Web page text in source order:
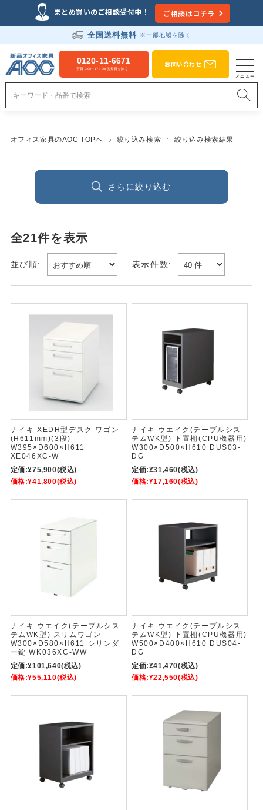
まとめ買いのご相談受付中！ ご相談はコチラ
全国送料無料 ※一部地域を除く
0120-11-6671
平日 9:00～17：00(祝祭日を除く）
お問い合わせ
オフィス家具のAOC TOPへ 絞り込み検索 絞り込み検索結果
さらに絞り込む
全21件を表示
並び順: 表示件数:
ナイキ XEDH型デスク ワゴン
(H611mm)(3段)
W395×D600×H611
XE046XC-W
定価:¥75,900(税込)
価格:¥41,800(税込)
ナイキ ウエイク(テーブルシス
テムWK型) 下置棚(CPU機器用)
W300×D500×H610 DUS03-
DG
定価:¥31,460(税込)
価格:¥17,160(税込)
ナイキ ウエイク(テーブルシス
テムWK型) スリムワゴン
W300×D580×H611 シリンダ
ー錠 WK036XC-WW
定価:¥101,640(税込)
価格:¥55,110(税込)
ナイキ ウエイク(テーブルシス
テムWK型) 下置棚(CPU機器用)
W500×D400×H610 DUS04-
DG
定価:¥41,470(税込)
価格:¥22,550(税込)